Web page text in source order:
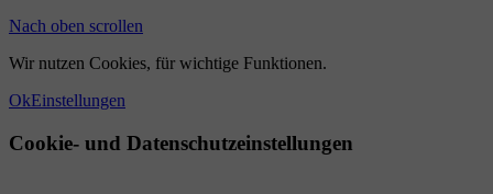
Nach oben scrollen
Wir nutzen Cookies, für wichtige Funktionen.
OkEinstellungen
Cookie- und Datenschutzeinstellungen